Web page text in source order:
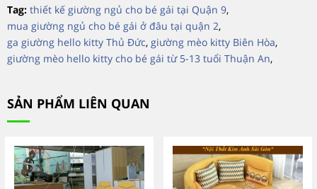
Tag: thiết kế giường ngủ cho bé gái tại Quận 9,
mua giường ngủ cho bé gái ở đâu tại quận 2,
ga giường hello kitty Thủ Đức, giường mèo kitty Biên Hòa,
giường mèo hello kitty cho bé gái từ 5-13 tuổi Thuận An,
SẢN PHẨM LIÊN QUAN